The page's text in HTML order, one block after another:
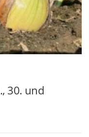
30. und